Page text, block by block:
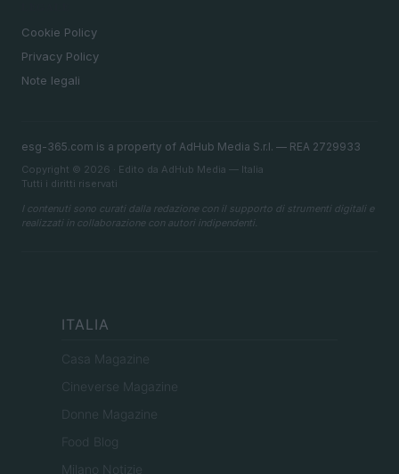
Cookie Policy
Privacy Policy
Note legali
esg-365.com is a property of AdHub Media S.r.l. — REA 2729933
Copyright © 2026 · Edito da AdHub Media — Italia
Tutti i diritti riservati
I contenuti sono curati dalla redazione con il supporto di strumenti digitali e
realizzati in collaborazione con autori indipendenti.
ITALIA
Casa Magazine
Cineverse Magazine
Donne Magazine
Food Blog
Milano Notizie